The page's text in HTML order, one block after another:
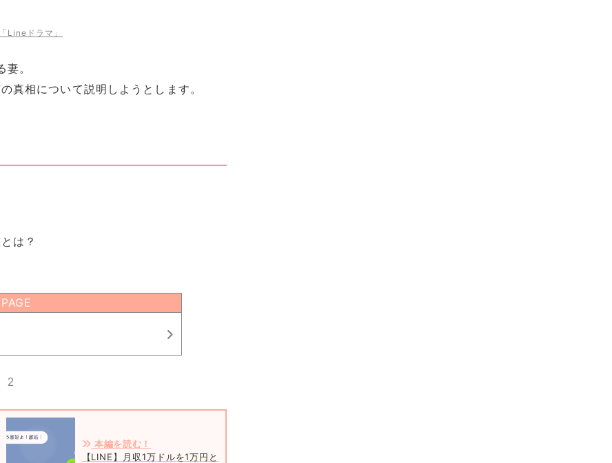
Lineドラマ」
。
真相について説明しようとします。
は？
2
本編を読む！
【LINE】月収1万ドルを1万円と勘違いして離婚を言い渡してきた妻＃1